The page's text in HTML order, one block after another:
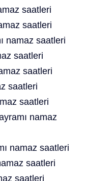
saatleri
saatleri
namaz saatleri
saatleri
saatleri
saatleri
saatleri
namaz
namaz saatleri
saatleri
saatleri